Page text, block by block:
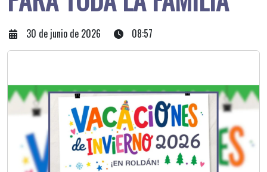
30 de junio de 2026 08:57